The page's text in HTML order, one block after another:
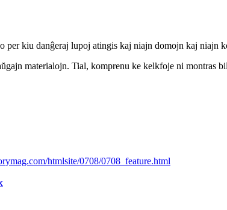
per kiu danĝeraj lupoj atingis kaj niajn domojn kaj niajn
materialojn. Tial, komprenu ke kelkfoje ni montras
htmlsite/0708/0708_feature.html